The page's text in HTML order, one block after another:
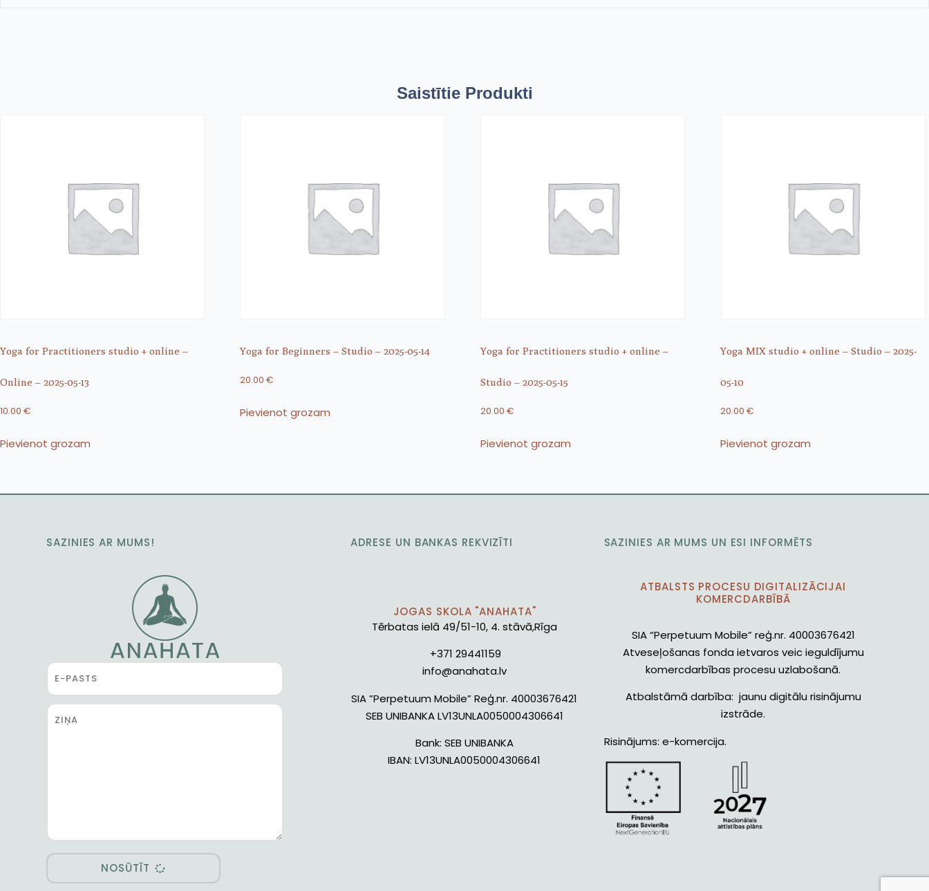
Saistītie Produkti
Yoga for Practitioners studio + online –
Online – 2025-05-13
10.00 €
Pievienot grozam
Yoga for Beginners – Studio – 2025-05-14
20.00€
Pievienot grozam
Yoga for Practitioners studio + online –
Studio – 2025-05-15
20.00 €
Pievienot grozam
Yoga MIX studio + online – Studio – 2025-
05-10
20.00€
Pievienot grozam
SAZINIES AR MUMS!
NOSŪTĪT
ADRESE UN BANKAS REKVIZĪTI
JOGAS SKOLA "ANAHATA"
Tērbatas ielā 49/51-10, 4. stāvā,Rīga
+371 29441159
info@anahata.lv
SIA ”Perpetuum Mobile” Reģ.nr. 40003676421
SEB UNIBANKA LV13UNLA0050004306641
Bank: SEB UNIBANKA
IBAN: LV13UNLA0050004306641
SAZINIES AR MUMS UN ESI INFORMĒTS
ATBALSTS PROCESU DIGITALIZĀCIJAI
KOMERCDARBĪBĀ
SIA “Perpetuum Mobile” reģ.nr. 40003676421
Atveseļošanas fonda ietvaros veic ieguldījumu
komercdarbības procesu uzlabošanā.
Atbalstāmā darbība: jaunu digitālu risinājumu
izstrāde.
Risinājums: e-komercija.